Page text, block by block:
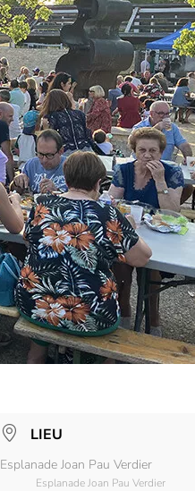
LIEU
Esplanade Joan Pau Verdier
Esplanade Joan Pau Verdier